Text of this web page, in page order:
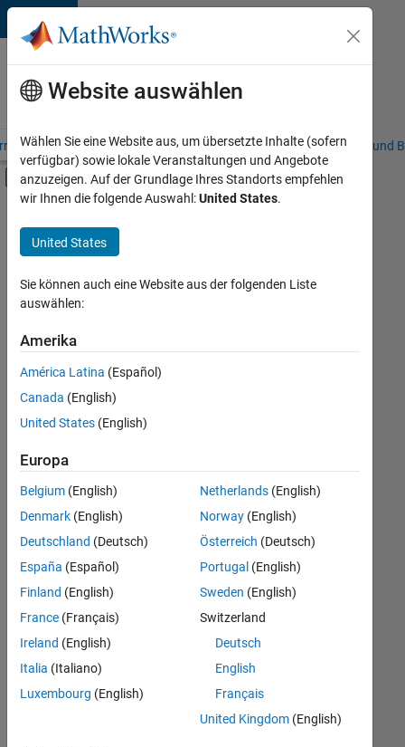
Weiter zum Inhalt
Karriere
bei
MathWorks
– Übersicht Stellensuche Niederlassungen Studierende und
Umschaltung für Off-Canvas-
Hauptinhalt
Praktika
Information Technology
Commercial Sales
Customer Support
Education Sales
Business Model Team
Finance and Operations
Human Resources
+8
Derzeit
es
keine
offenen
Stellen,
Ihren
Suchkriterien
entsprechen.
können
die
Suchkriterien
weiter
fassen
oder
alle
Stellenangebote
anzeigen .
Website auswählen
Wählen Sie eine Website aus, um übersetzte Inhalte (sofern
verfügbar) sowie lokale Veranstaltungen und Angebote
anzuzeigen. Auf der Grundlage Ihres Standorts empfehlen
wir Ihnen die folgende Auswahl:United States.
United States
Sie können auch eine Website aus der folgenden Liste
auswählen:
Amerika
América Latina (Español)
Canada (English)
United States (English)
Europa
Belgium (English)
Denmark (English)
Deutschland (Deutsch)
España (Español)
Finland (English)
France (Français)
Ireland (English)
Italia (Italiano)
Luxembourg (English)
Netherlands(English)
Norway(English)
Österreich (Deutsch)
Portugal (English)
Sweden (English)
Switzerland
Deutsch
English
Français
United Kingdom(English)